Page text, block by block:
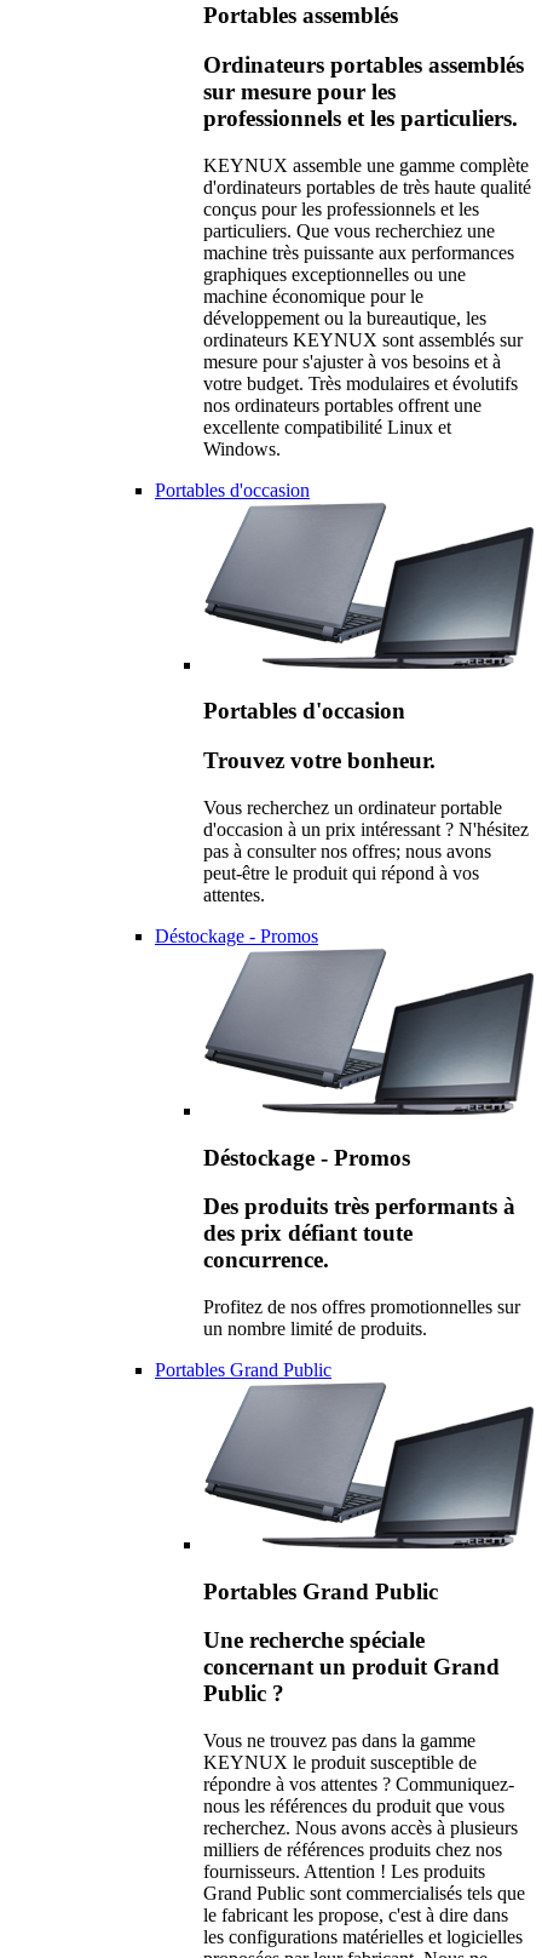
Portables assemblés
Ordinateurs portables assemblés
sur mesure pour les
professionnels et les particuliers.
KEYNUX assemble une gamme complète
d'ordinateurs portables de très haute qualité
conçus pour les professionnels et les
particuliers. Que vous recherchiez une
machine très puissante aux performances
graphiques exceptionnelles ou une
machine économique pour le
développement ou la bureautique, les
ordinateurs KEYNUX sont assemblés sur
mesure pour s'ajuster à vos besoins et à
votre budget. Très modulaires et évolutifs
nos ordinateurs portables offrent une
excellente compatibilité Linux et
Windows.
Portables d'occasion
Portables d'occasion
Trouvez votre bonheur.
Vous recherchez un ordinateur portable
d'occasion à un prix intéressant ? N'hésitez
pas à consulter nos offres; nous avons
peut-être le produit qui répond à vos
attentes.
Déstockage - Promos
Déstockage - Promos
Des produits très performants à
des prix défiant toute
concurrence.
Profitez de nos offres promotionnelles sur
un nombre limité de produits.
Portables Grand Public
Portables Grand Public
Une recherche spéciale
concernant un produit Grand
Public ?
Vous ne trouvez pas dans la gamme
KEYNUX le produit susceptible de
répondre à vos attentes ? Communiquez-
nous les références du produit que vous
recherchez. Nous avons accès à plusieurs
milliers de références produits chez nos
fournisseurs. Attention ! Les produits
Grand Public sont commercialisés tels que
le fabricant les propose, c'est à dire dans
les configurations matérielles et logicielles